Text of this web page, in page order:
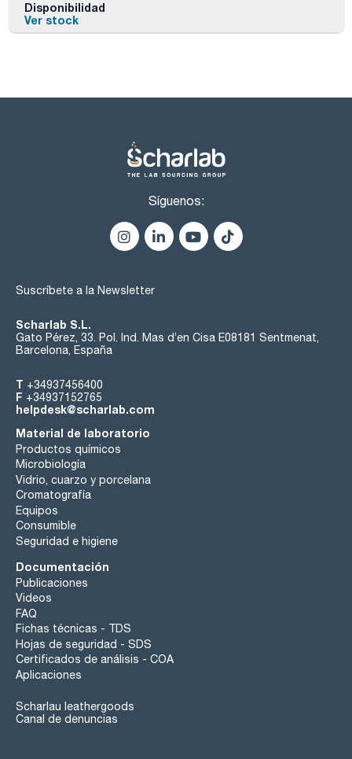
Disponibilidad
Ver stock
Síguenos:
Suscríbete a la Newsletter
Scharlab S.L.
Gato Pérez, 33. Pol. Ind. Mas d’en Cisa E08181 Sentmenat,
Barcelona, España
T +34937456400
F +34937152765
helpdesk@scharlab.com
Material de laboratorio
Productos químicos
Microbiología
Vidrio, cuarzo y porcelana
Cromatografía
Equipos
Consumible
Seguridad e higiene
Documentación
Publicaciones
Videos
FAQ
Fichas técnicas - TDS
Hojas de seguridad - SDS
Certificados de análisis - COA
Aplicaciones
Scharlau leathergoods
Canal de denuncias